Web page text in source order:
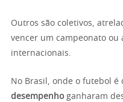
Outros são coletivos,
vencer um campeonato ou
internacionais.
No Brasil, onde o futebol é
desempenhoganharam